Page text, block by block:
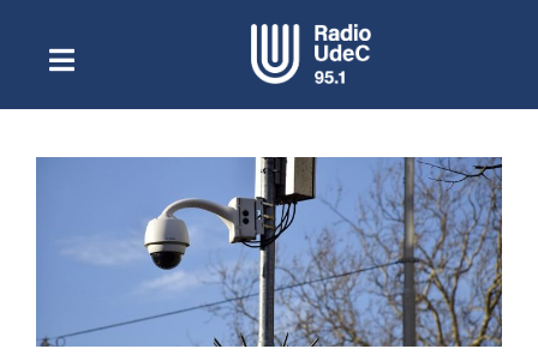
contenidoToggle
NavigationEscuchar Radio UdeC en vivo
Quiénes Somos
Programación
Podcast
Noticias